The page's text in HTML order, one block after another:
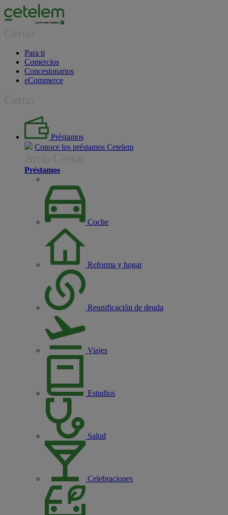
Para ti
Comercios
Concesionarios
eCommerce
Préstamos
Conoce los préstamos Cetelem
Préstamos
Coche
Reforma y hogar
Reunificación de deuda
Viajes
Estudios
Salud
Celebraciones